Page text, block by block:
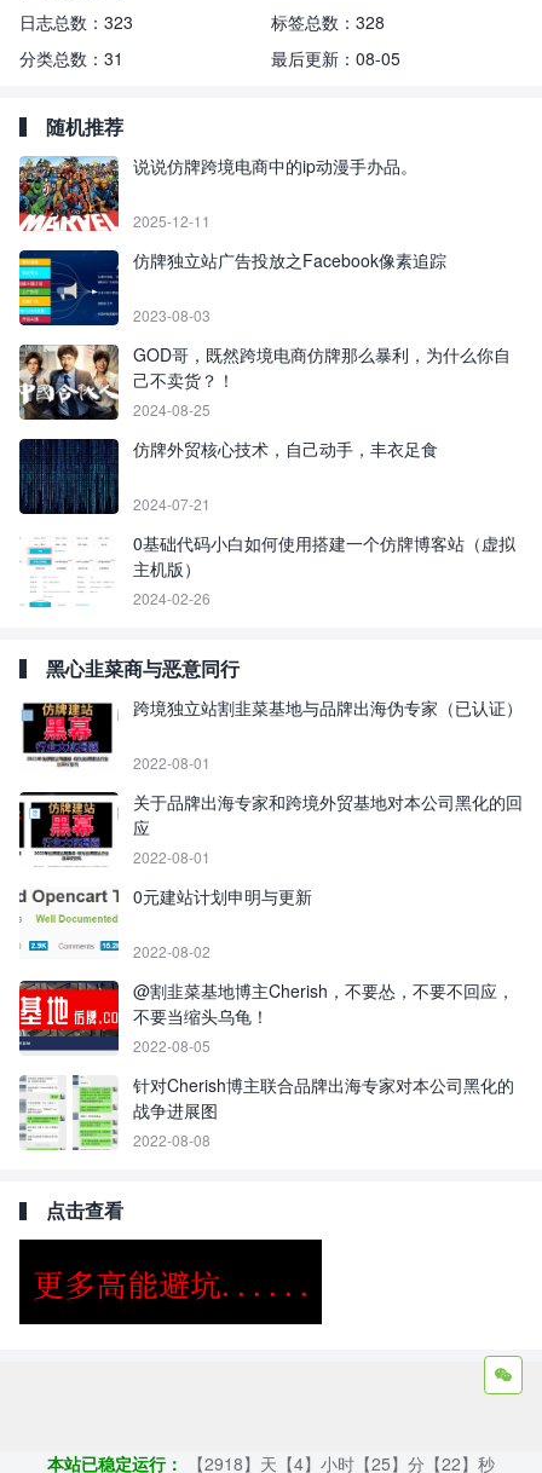
日志总数： 323 标签总数： 328
分类总数： 31 最后更新： 08-05
随机推荐
说说仿牌跨境电商中的ip动漫手办品。
2025-12-11
仿牌独立站广告投放之Facebook像素追踪
2023-08-03
GOD哥，既然跨境电商仿牌那么暴利，为什么你自
己不卖货？！
2024-08-25
仿牌外贸核心技术，自己动手，丰衣足食
2024-07-21
0基础代码小白如何使用搭建一个仿牌博客站（虚拟
主机版）
2024-02-26
黑心韭菜商与恶意同行
跨境独立站割韭菜基地与品牌出海伪专家（已认证）
2022-08-01
关于品牌出海专家和跨境外贸基地对本公司黑化的回
应
2022-08-01
0元建站计划申明与更新
2022-08-02
@割韭菜基地博主Cherish，不要怂，不要不回应，
不要当缩头乌龟！
2022-08-05
针对Cherish博主联合品牌出海专家对本公司黑化的
战争进展图
2022-08-08
点击查看
Copyright ©2009 - 2023 | GOD和他的朋友们 - 100%原创仿牌行业
本站已稳定运行：
【2918】天【4】小时【25】分【23】秒